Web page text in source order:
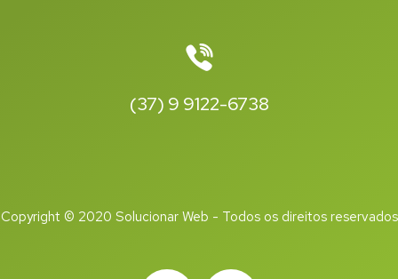
(37) 9 9122-6738
Copyright © 2020 Solucionar Web - Todos os direitos reservados